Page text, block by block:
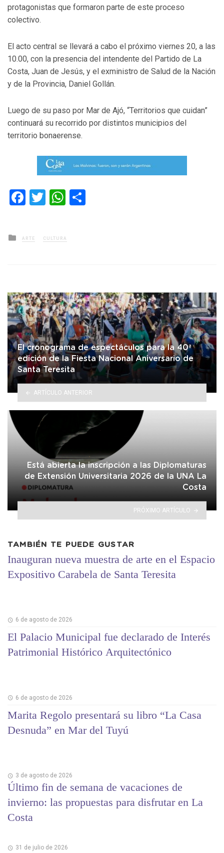
protagonistas que formaron parte de este proceso
colectivo.
El acto central se llevará a cabo el próximo viernes 20, a las
10.00, con la presencia del intendente del Partido de La
Costa, Juan de Jesús, y el exministro de Salud de la Nación
y de la Provincia, Daniel Gollán.
Luego de su paso por Mar de Ajó, “Territorios que cuidan”
continuará su recorrido por distintos municipios del
territorio bonaerense.
Facebook
TwitterWhatsApp
Posted
in
ARTE CULTURA
El cronograma de espectáculos para la 40ª
edición de la Fiesta Nacional Aniversario de
Santa Teresita
ARTÍCULO ANTERIOR
Está abierta la inscripción a las Diplomaturas
de Extensión Universitaria 2026 de la UNA La
Costa
PRÓXIMO ARTÍCULO
TAMBIÉN TE PUEDE GUSTAR
Inauguran nueva muestra de arte en el Espacio
Expositivo Carabela de Santa Teresita
6 de agosto de 2026
El Palacio Municipal fue declarado de Interés
Patrimonial Histórico Arquitectónico
6 de agosto de 2026
Marita Regolo presentará su libro “La Casa
Desnuda” en Mar del Tuyú
3 de agosto de 2026
Último fin de semana de vacaciones de
invierno: las propuestas para disfrutar en La
Costa
31 de julio de 2026